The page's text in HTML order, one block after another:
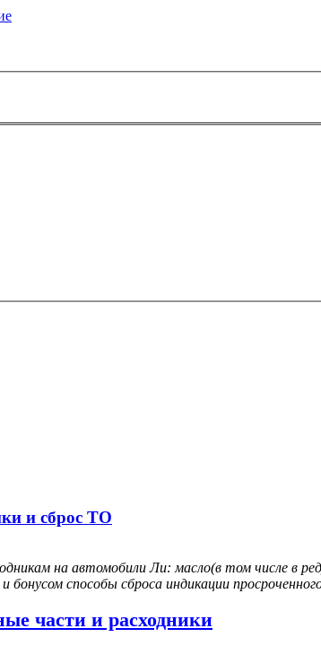
и сброс ТО
на автомобили Ли: масло(в том числе в
бонусом способы сброса индикации
части и расходники